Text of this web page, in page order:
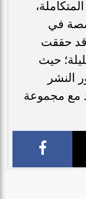
المتكاملة،
في
حققت
حيث
النشر
مع مجموعة